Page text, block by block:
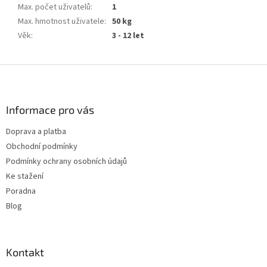
Max. počet uživatelů:
1
Max. hmotnost uživatele: 50 kg
Věk: 3 - 12 let
Informace pro vás
Doprava a platba
Obchodní podmínky
Podmínky ochrany osobních údajů
Ke stažení
Poradna
Blog
Kontakt